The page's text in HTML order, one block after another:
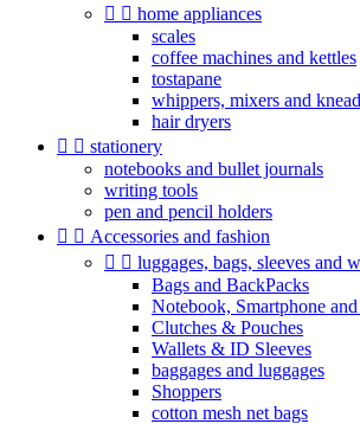
  home appliances
scales
coffee machines and kettles
tostapane
whippers, mixers and
hair dryers
  stationery
notebooks and bullet journals
writing tools
pen and pencil holders
  Accessories and fashion
  luggages, bags, sleeves and
Bags and BackPacks
Notebook, Smartphone
Clutches & Pouches
Wallets & ID Sleeves
baggages and luggages
Shoppers
cotton mesh net bags